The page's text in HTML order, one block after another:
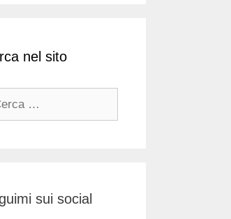
nel sito
sui social